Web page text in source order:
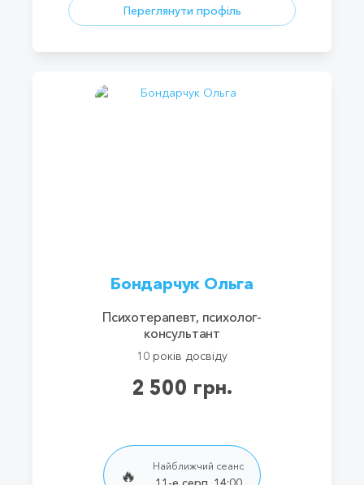
Переглянути профіль
Бондарчук Ольга
Психотерапевт, психолог-
консультант
10 років досвіду
2 500 грн.
🔥
Найближчий сеанс